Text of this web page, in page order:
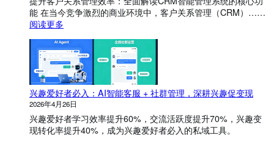
能 在当今竞争激烈的商业环境中，客户关系管理（CRM）……
阅读更多
R
M
智
能
管
理
系
统
兴趣爱好者必入：AI智能客服 + 社群管理，深耕兴趣促变现
2026年4月26日
兴趣爱好者学习效率提升60%，交流活跃度提升70%，兴趣变
现转化率提升40%，成为兴趣爱好者必入的私域工具。